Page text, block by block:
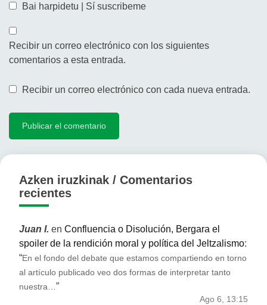
Bai harpidetu | Sí suscribeme
Recibir un correo electrónico con los siguientes
comentarios a esta entrada.
Recibir un correo electrónico con cada nueva entrada.
Azken iruzkinak / Comentarios
recientes
Juan I. en Confluencia o Disolución, Bergara el
spoiler de la rendición moral y política del Jeltzalismo:
“En el fondo del debate que estamos compartiendo en torno
al artículo publicado veo dos formas de interpretar tanto
nuestra… ”
Ago 6, 13:15